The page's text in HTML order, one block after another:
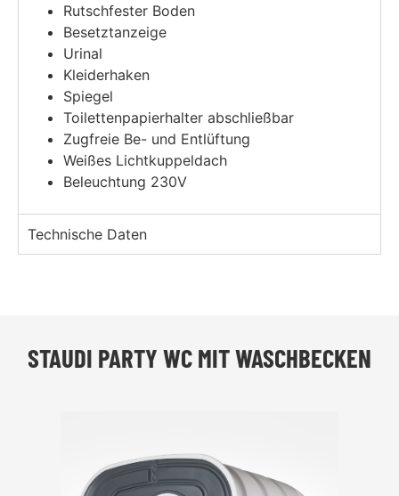
Rutschfester Boden
Besetztanzeige
Urinal
Kleiderhaken
Spiegel
Toilettenpapierhalter abschließbar
Zugfreie Be- und Entlüftung
Weißes Lichtkuppeldach
Beleuchtung 230V
Technische Daten
STAUDI PARTY WC MIT WASCHBECKEN